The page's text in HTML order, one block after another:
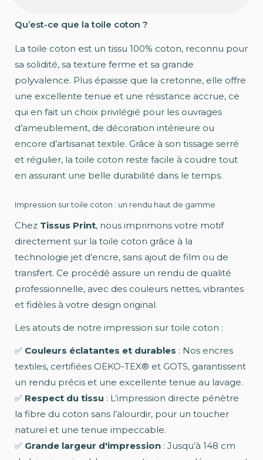
Qu’est-ce que la toile coton ?
La toile coton est un tissu 100% coton, reconnu pour
sa solidité, sa texture ferme et sa grande
polyvalence. Plus épaisse que la cretonne, elle offre
une excellente tenue et une résistance accrue, ce
qui en fait un choix privilégié pour les ouvrages
d’ameublement, de décoration intérieure ou
encore d’artisanat textile. Grâce à son tissage serré
et régulier, la toile coton reste facile à coudre tout
en assurant une belle durabilité dans le temps.
Impression sur toile coton : un rendu haut de gamme
Chez Tissus Print, nous imprimons votre motif
directement sur la toile coton grâce à la
technologie jet d’encre, sans ajout de film ou de
transfert. Ce procédé assure un rendu de qualité
professionnelle, avec des couleurs nettes, vibrantes
et fidèles à votre design original.
Les atouts de notre impression sur toile coton :
✅ Couleurs éclatantes et durables : Nos encres
textiles, certifiées OEKO-TEX® et GOTS, garantissent
un rendu précis et une excellente tenue au lavage.
✅ Respect du tissu : L’impression directe pénètre
la fibre du coton sans l’alourdir, pour un toucher
naturel et une tenue impeccable.
✅ Grande largeur d'impression : Jusqu’à 148 cm